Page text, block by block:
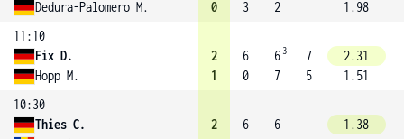
Dedura-Palomero M.
0
3
2
1.98
11:10
Fix D.
Hopp M.
2
1
6
0
6 3
7
7
5
2.31
1.51
10:30
Thies C.
2
6
6
1.38